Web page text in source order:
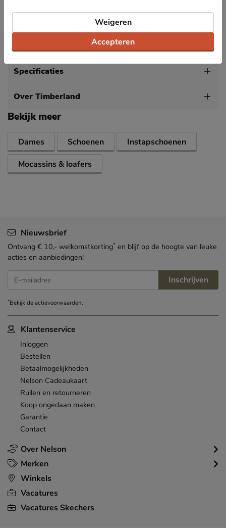
Door de 360°-veterconstructie lopen de veters
volledig om de voet, zodat je de pasvorm perfect
passend kunt maken.
Specificaties
Over Timberland
Bekijk meer
Dames Schoenen
Instapschoenen
Mocassins & loafers
Over Nelson
Klantenservice
Inloggen
Bestellen
Betaalmogelijkheden
Nelson Cadeaukaart
Ruilen en retourneren
Koop ongedaan maken
Garantie
Contact
Merken
Winkels
Vacatures
Vacatures Skechers
Nieuwsbrief
Ontvang € 10,- welkomstkorting* en blijf op de hoogte van leuke
acties en aanbiedingen!
E-mailadres Inschrijven
*Bekijk deactievoorwaarden.
Accepteren
Weigeren